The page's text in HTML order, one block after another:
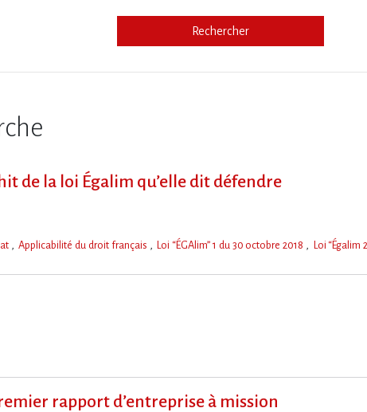
Rechercher
de la loi Égalim qu’elle dit défendre
Applicabilité du droit français Loi “ÉGAlim” 1 du 30 octobre 2018
Loi “Égalim
rapport d’entreprise à mission